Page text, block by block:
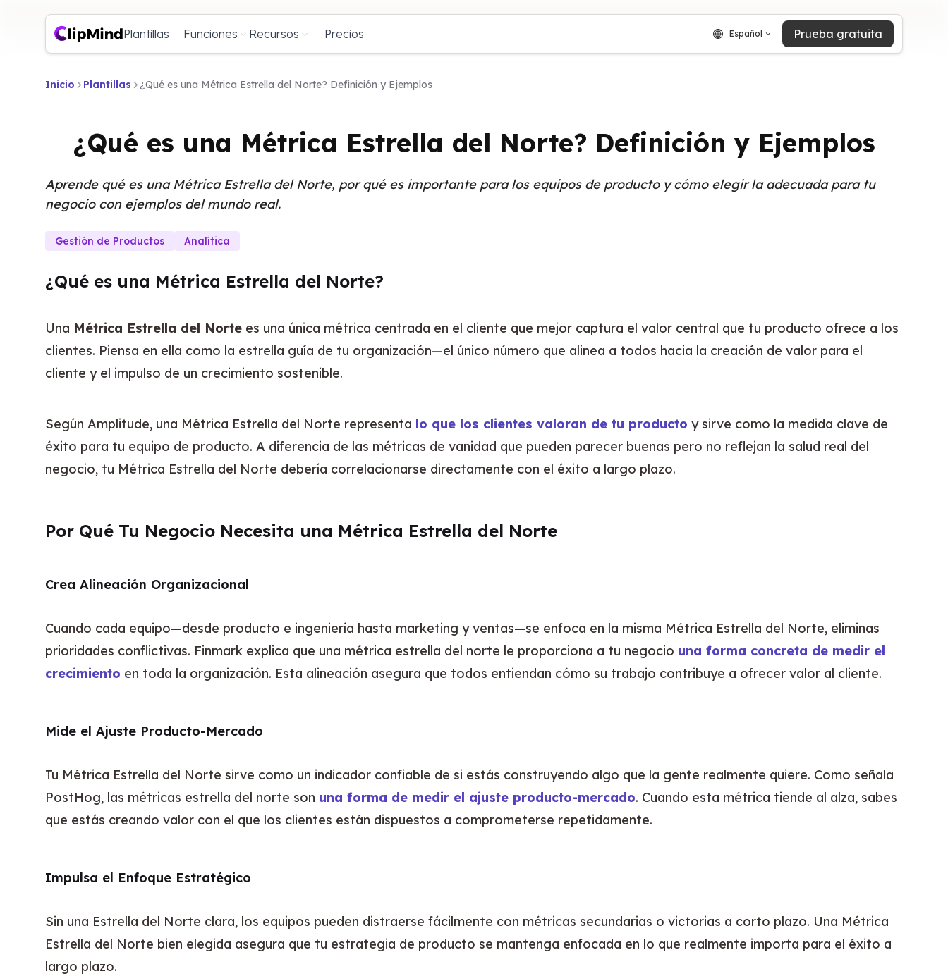
Plantillas Funciones Recursos Precios Español Prueba gratuita
Inicio Plantillas ¿Qué es una Métrica Estrella del Norte? Definición y Ejemplos
¿Qué es una Métrica Estrella del Norte? Definición y Ejemplos
Aprende qué es una Métrica Estrella del Norte, por qué es importante para los equipos de producto y cómo elegir la adecuada para tu
negocio con ejemplos del mundo real.
Gestión de Productos Analítica
¿Qué es una Métrica Estrella del Norte?
Una Métrica Estrella del Norte es una única métrica centrada en el cliente que mejor captura el valor central que tu producto ofrece a los
clientes. Piensa en ella como la estrella guía de tu organización—el único número que alinea a todos hacia la creación de valor para el
cliente y el impulso de un crecimiento sostenible.
Según Amplitude, una Métrica Estrella del Norte representa lo que los clientes valoran de tu producto y sirve como la medida clave de
éxito para tu equipo de producto. A diferencia de las métricas de vanidad que pueden parecer buenas pero no reflejan la salud real del
negocio, tu Métrica Estrella del Norte debería correlacionarse directamente con el éxito a largo plazo.
Por Qué Tu Negocio Necesita una Métrica Estrella del Norte
Crea Alineación Organizacional
Cuando cada equipo—desde producto e ingeniería hasta marketing y ventas—se enfoca en la misma Métrica Estrella del Norte, eliminas
prioridades conflictivas. Finmark explica que una métrica estrella del norte le proporciona a tu negocio una forma concreta de medir el
crecimiento en toda la organización. Esta alineación asegura que todos entiendan cómo su trabajo contribuye a ofrecer valor al cliente.
Mide el Ajuste Producto-Mercado
Tu Métrica Estrella del Norte sirve como un indicador confiable de si estás construyendo algo que la gente realmente quiere. Como señala
PostHog, las métricas estrella del norte son una forma de medir el ajuste producto-mercado. Cuando esta métrica tiende al alza, sabes
que estás creando valor con el que los clientes están dispuestos a comprometerse repetidamente.
Impulsa el Enfoque Estratégico
Sin una Estrella del Norte clara, los equipos pueden distraerse fácilmente con métricas secundarias o victorias a corto plazo. Una Métrica
Estrella del Norte bien elegida asegura que tu estrategia de producto se mantenga enfocada en lo que realmente importa para el éxito a
largo plazo.